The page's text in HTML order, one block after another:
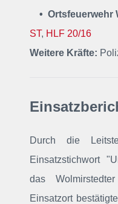
• Ortsfeuerwehr
ST, HLF 20/16
Weitere Kräfte:
Durch die
Einsatzstichwort
das
Einsatzort